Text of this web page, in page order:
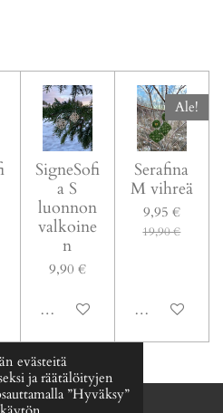
evästeitä
ja räätälöityjen
”Hyväksy”
SigneSofi
a S
luonnon
valkoine
n
9,90 €
Katso lisätiedot
Ale!
Serafina
M vihreä
9,95 €
19,90 €
Katso lisätiedot